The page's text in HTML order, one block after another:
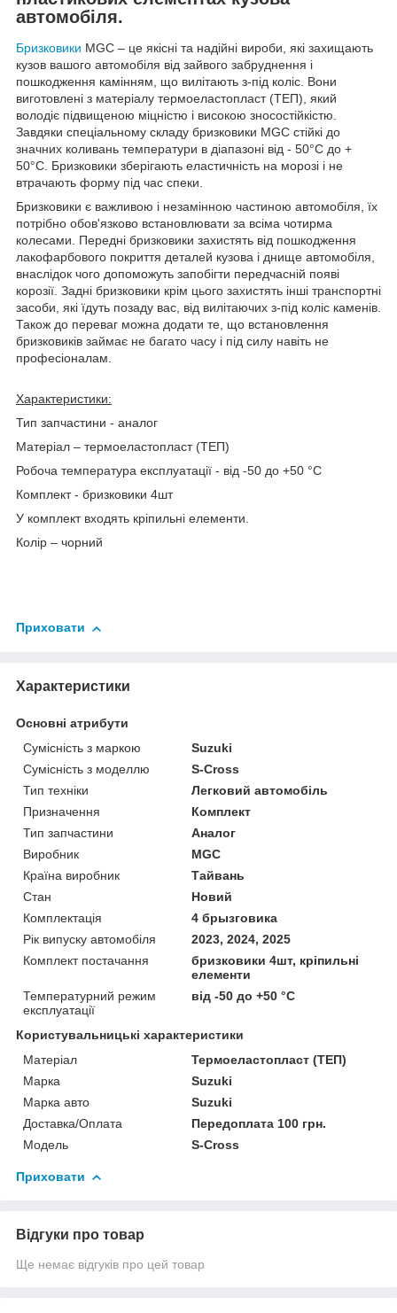
автомобіля.
Бризковики MGC – це якісні та надійні вироби, які захищають
кузов вашого автомобіля від зайвого забруднення і
пошкодження камінням, що вилітають з-під коліс. Вони
виготовлені з матеріалу термоеластопласт (ТЕП), який
володіє підвищеною міцністю і високою зносостійкістю.
Завдяки спеціальному складу бризковики MGC стійкі до
значних коливань температури в діапазоні від - 50°C до +
50°С. Бризковики зберігають еластичність на морозі і не
втрачають форму під час спеки.
Бризковики є важливою і незамінною частиною автомобіля, їх
потрібно обов'язково встановлювати за всіма чотирма
колесами. Передні бризковики захистять від пошкодження
лакофарбового покриття деталей кузова і днище автомобіля,
внаслідок чого допоможуть запобігти передчасній появі
корозії. Задні бризковики крім цього захистять інші транспортні
засоби, які їдуть позаду вас, від вилітаючих з-під коліс каменів.
Також до переваг можна додати те, що встановлення
бризковиків займає не багато часу і під силу навіть не
професіоналам.
Характеристики:
Тип запчастини - аналог
Матеріал – термоеластопласт (ТЕП)
Робоча температура експлуатації - від -50 до +50 °C
Комплект - бризковики 4шт
У комплект входять кріпильні елементи.
Колір – чорний
Приховати
Характеристики
Основні атрибути
Сумісність з маркою
Suzuki
Сумісність з моделлю
S-Cross
Тип техніки
Легковий автомобіль
Призначення
Комплект
Тип запчастини
Аналог
Виробник
MGC
Країна виробник
Тайвань
Стан
Новий
Комплектація
4 брызговика
Рік випуску автомобіля
2023, 2024, 2025
Комплект постачання
бризковики 4шт, кріпильні
елементи
Температурний режим
експлуатації
від -50 до +50 °C
Користувальницькі характеристики
Матеріал
Термоеластопласт (ТЕП)
Марка
Suzuki
Марка авто
Suzuki
Доставка/Оплата
Передоплата 100 грн.
Модель
S-Cross
Приховати
Відгуки про товар
Ще немає відгуків про цей товар